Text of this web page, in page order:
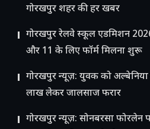
गोरखपुर शहर की हर खबर
गोरखपुर रेलवे स्कूल एडमिशन
और 11 के लिए फॉर्म मिलना शुरू
गोरखपुर न्यूज़: युवक को
लाख लेकर जालसाज फरार
गोरखपुर न्यूज़: सोनबरसा